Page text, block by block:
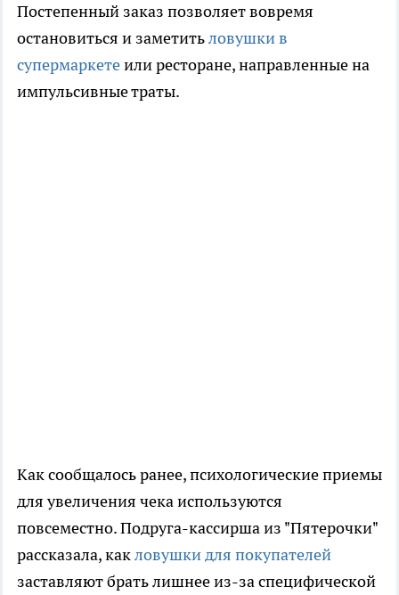
Постепенный заказ позволяет вовремя
остановиться и заметитьловушки в
супермаркетеили ресторане, направленные на
импульсивные траты.
Как сообщалось ранее, психологические приемы
для увеличения чека используются
повсеместно. Подруга-кассирша из "Пятерочки"
рассказала, какловушки для покупателей
заставляют брать лишнее из-за специфической